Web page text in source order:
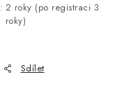
: 2 roky (po registraci 3
roky)
Sdílet